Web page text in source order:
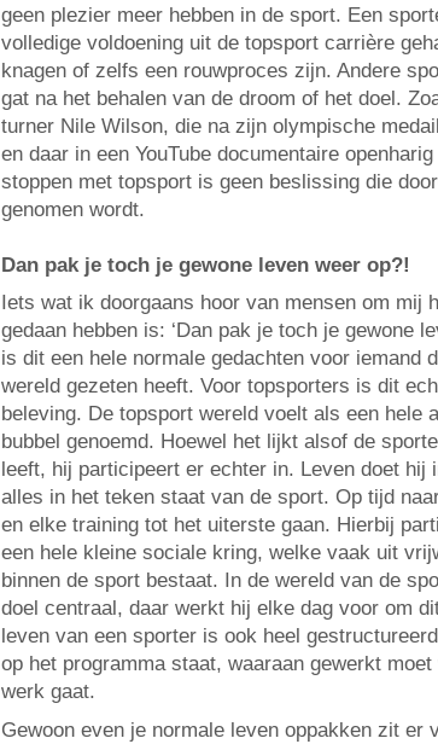
geen plezier meer hebben in de sport. Een
volledige voldoening uit de topsport carrière
knagen of zelfs een rouwproces zijn. Andere
gat na het behalen van de droom of het doel.
turner Nile Wilson, die na zijn olympische
en daar in een YouTube documentaire
stoppen met topsport is geen beslissing die
genomen wordt.
Dan pak je toch je gewone leven weer op?!
Iets wat ik doorgaans hoor van mensen om mij
gedaan hebben is: ‘Dan pak je toch je gewone
is dit een hele normale gedachten voor iemand
wereld gezeten heeft. Voor topsporters is dit
beleving. De topsport wereld voelt als een hele
bubbel genoemd. Hoewel het lijkt alsof de
leeft, hij participeert er echter in. Leven doet hij
alles in het teken staat van de sport. Op tijd
en elke training tot het uiterste gaan. Hierbij
een hele kleine sociale kring, welke vaak uit
binnen de sport bestaat. In de wereld van de
doel centraal, daar werkt hij elke dag voor om
leven van een sporter is ook heel
op het programma staat, waaraan gewerkt
werk gaat.
Gewoon even je normale leven oppakken zit er